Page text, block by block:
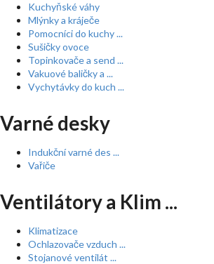
Kuchyňské váhy
Mlýnky a kráječe
Pomocníci do kuchy ...
Sušičky ovoce
Topinkovače a send ...
Vakuové baličky a ...
Vychytávky do kuch ...
Varné desky
Indukční varné des ...
Vařiče
Ventilátory a Klim ...
Klimatizace
Ochlazovače vzduch ...
Stojanové ventilát ...